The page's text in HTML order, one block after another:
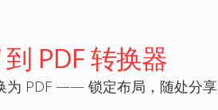
到 PDF 转换器
为 PDF —— 锁定布局，随处分享